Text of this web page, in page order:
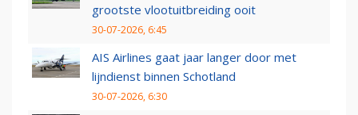
grootste vlootuitbreiding ooit
30-07-2026, 6:45
AIS Airlines gaat jaar langer door met
lijndienst binnen Schotland
30-07-2026, 6:30